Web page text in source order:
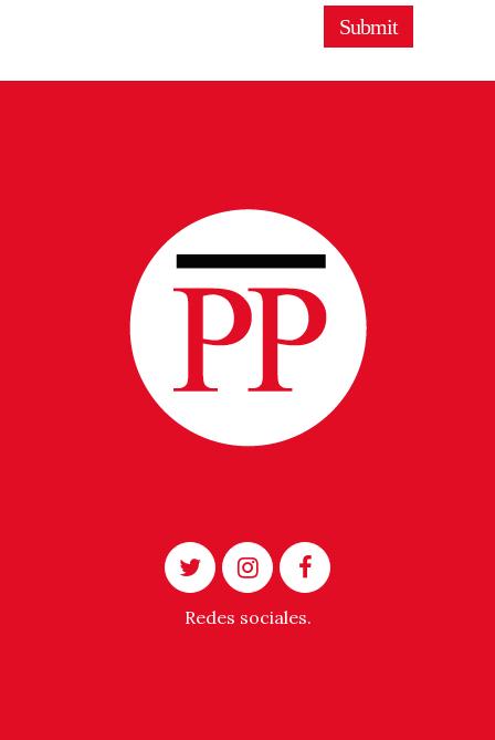
Redes sociales.